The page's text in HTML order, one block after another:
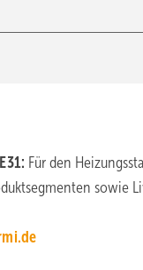
Für den
sowie